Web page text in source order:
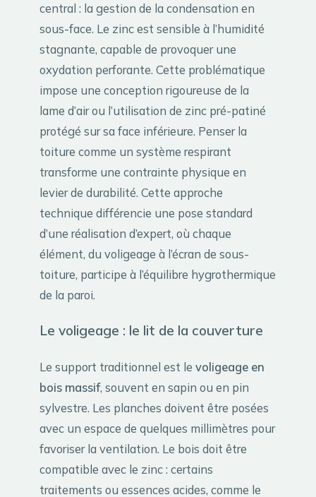
central : la gestion de la condensation en
sous-face. Le zinc est sensible à l’humidité
stagnante, capable de provoquer une
oxydation perforante. Cette problématique
impose une conception rigoureuse de la
lame d’air ou l’utilisation de zinc pré-patiné
protégé sur sa face inférieure. Penser la
toiture comme un système respirant
transforme une contrainte physique en
levier de durabilité. Cette approche
technique différencie une pose standard
d’une réalisation d’expert, où chaque
élément, du voligeage à l’écran de sous-
toiture, participe à l’équilibre hygrothermique
de la paroi.
Le voligeage : le lit de la couverture
Le support traditionnel est le voligeage en
bois massif, souvent en sapin ou en pin
sylvestre. Les planches doivent être posées
avec un espace de quelques millimètres pour
favoriser la ventilation. Le bois doit être
compatible avec le zinc : certains
traitements ou essences acides, comme le